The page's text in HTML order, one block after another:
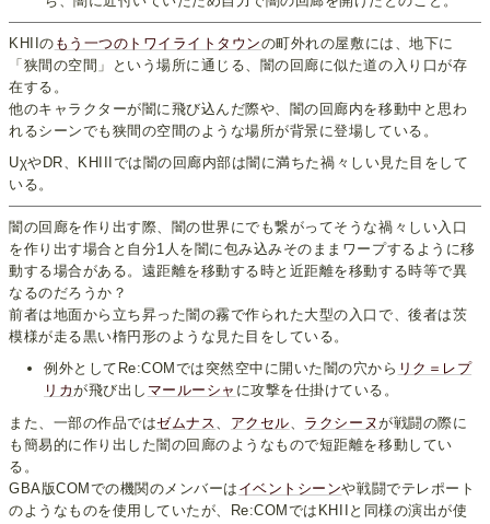
KHIIの もう一つのトワイライトタウンの町外れの屋敷には、地下に
「狭間の空間」という場所に通じる、闇の回廊に似た道の入り口が存
在する。
他のキャラクターが闇に飛び込んだ際や、闇の回廊内を移動中と思わ
れるシーンでも狭間の空間のような場所が背景に登場している。
UχやDR、KHIIIでは闇の回廊内部は闇に満ちた禍々しい見た目をして
いる。
闇の回廊を作り出す際、闇の世界にでも繋がってそうな禍々しい入口
を作り出す場合と自分1人を闇に包み込みそのままワープするように移
動する場合がある。遠距離を移動する時と近距離を移動する時等で異
なるのだろうか？
前者は地面から立ち昇った闇の霧で作られた大型の入口で、後者は茨
模様が走る黒い楕円形のような見た目をしている。
例外としてRe:COMでは突然空中に開いた闇の穴から リク＝レプ
リカが飛び出し マールーシャ に攻撃を仕掛けている。
また、一部の作品ではゼムナス アクセル ラクシーヌが戦闘の際に
も簡易的に作り出した闇の回廊のようなもので短距離を移動してい
る。
GBA版COMでの機関のメンバーは イベントシーンや戦闘でテレポート
のようなものを使用していたが、Re:COMではKHIIと同様の演出が使